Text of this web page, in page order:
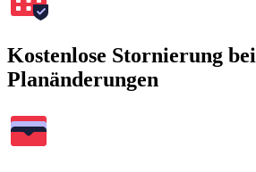
Kostenlose Stornierung bei
Planänderungen